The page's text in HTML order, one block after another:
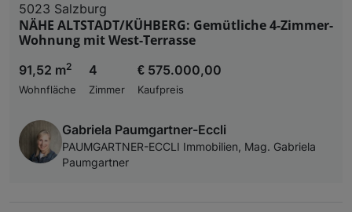
5023 Salzburg
NÄHE ALTSTADT/KÜHBERG: Gemütliche 4-Zimmer-
Wohnung mit West-Terrasse
91,52 m2
Wohnfläche
4
Zimmer
€ 575.000,00
Kaufpreis
Gabriela Paumgartner-Eccli
PAUMGARTNER-ECCLI Immobilien, Mag. Gabriela
Paumgartner